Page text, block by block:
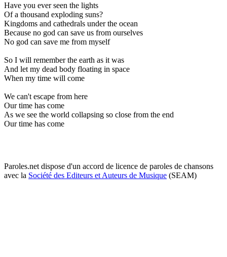
Have you ever seen the lights
Of a thousand exploding suns?
Kingdoms and cathedrals under the ocean
Because no god can save us from ourselves
No god can save me from myself
So I will remember the earth as it was
And let my dead body floating in space
When my time will come
We can't escape from here
Our time has come
As we see the world collapsing so close from the end
Our time has come
Paroles.net dispose d'un accord de licence de paroles de chansons
avec la Société des Editeurs et Auteurs de Musique (SEAM)